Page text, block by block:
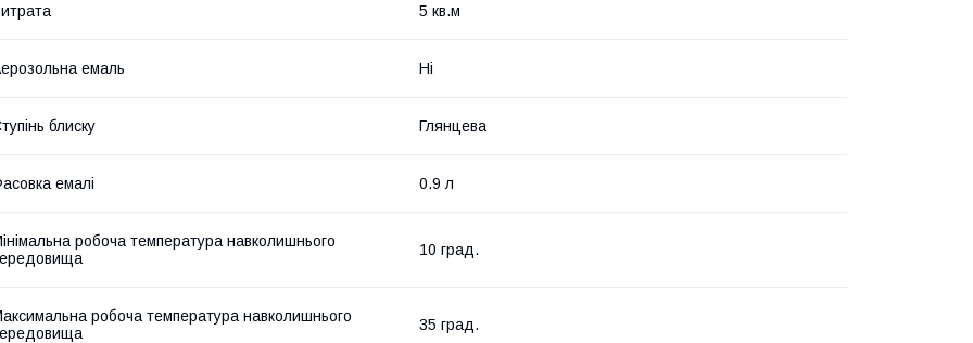
5 кв.м
емаль Ні
блиску Глянцева
емалі 0.9 л
робоча температура навколишнього
10 град.
робоча температура навколишнього
35 град.